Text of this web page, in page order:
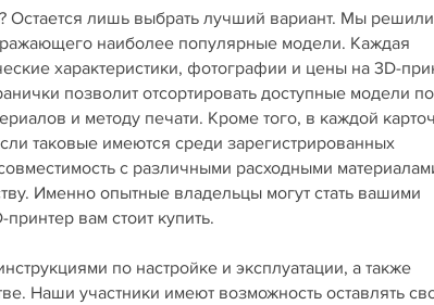
Остается лишь выбрать лучший вариант. Мы решили
наиболее популярные модели. Каждая
характеристики, фотографии и цены на 3D-
позволит отсортировать доступные модели по
и методу печати. Кроме того, в каждой
таковые имеются среди зарегистрированных
с различными расходными
Именно опытные владельцы могут стать вашими
вам стоит купить.
по настройке и эксплуатации, а также
Наши участники имеют возможность оставлять